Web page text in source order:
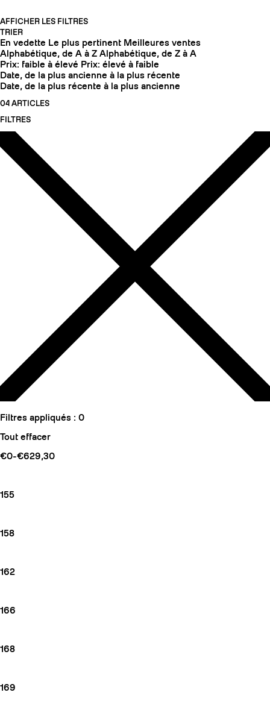
COUTEAUX
AFFICHER LES FILTRES
TRIER
En vedette Le plus pertinent Meilleures ventes
Alphabétique, de A à Z Alphabétique, de Z à A
Prix: faible à élevé Prix: élevé à faible
Date, de la plus ancienne à la plus récente
Date, de la plus récente à la plus ancienne
04 ARTICLES
FILTRES
Filtres appliqués : 0
Tout effacer
€0-€629,30
155
158
162
166
168
169